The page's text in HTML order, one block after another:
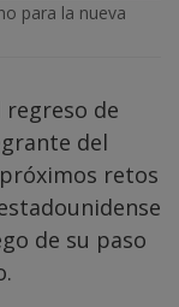
para la nueva
regreso de
del
retos
de su paso